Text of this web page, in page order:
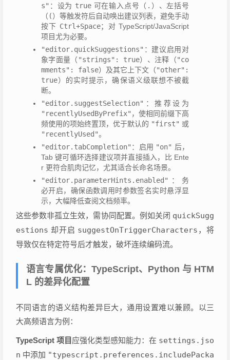
s" ：设为 true可在输入点号（ . ）、左括号
（ (）等触发符后自动唤出建议列表，避免手动
按下 Ctrl+Space；对 TypeScript/JavaScript
项目尤为必要。
"editor.quickSuggestions" ：建议启用对
象字面量（ "strings": true）、注释（"co
mments": false）及其它上下文（"other":
true）的实时提示，确保语义级联想不被截
断。
"editor.suggestSelection" ：推荐设为
"recentlyUsedByPrefix" ，使相同前缀下高
频使用的项始终置顶，优于默认的 "first" 或
"recentlyUsed"。
"editor.tabCompletion" ：启用 "on" 后，
Tab 键可循环选择建议项并直接插入，比 Ente
r 更符合肌肉记忆，尤其适合长命名场景。
"editor.parameterHints.enabled"
：务
必开启，确保函数调用时参数签名实时悬浮显
示，大幅降低查阅文档频率。
这些参数非孤立生效，需协同配置。例如关闭 quickSugg
estions 却开启 suggestOnTriggerCharacters ，将
导致仅在特定符号后才触发，破坏连续编码流。
语言专属优化：TypeScript、Python 与 HTM
L 的差异化配置
不同语言的语义结构差异巨大，通用设置难以兼顾。以三
大高频语言为例：
TypeScript 项目 应强化类型感知能力：在 settings.jso
n 中添加 "typescript.preferences.includePacka